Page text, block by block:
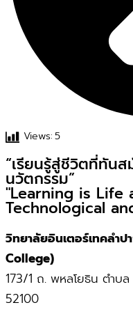
Views:5
“เรียนรู้สู่ชีวิตที่ทันส
นวัตกรรม”
"Learning is Life
Technological
วิทยาลัยอินเตอร์เทคลำ
College)
173/1 ถ. พหลโยธิน ตำบ
52100